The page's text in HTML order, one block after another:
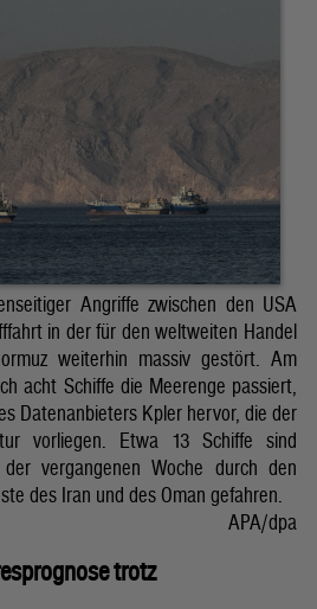
Angriffe zwischen den USA
in der für den weltweiten Handel
weiterhin massiv gestört. Am
acht Schiffe die Meerenge passiert,
Datenanbieters Kpler hervor, die der
vorliegen. Etwa 13 Schiffe sind
vergangenen Woche durch den
des Iran und des Oman gefahren.
APA/dpa
trotz